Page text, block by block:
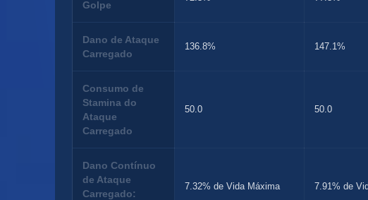
Golpe
Dano de Ataque
Carregado
136.8% 147.1%
Consumo de
Stamina do
Ataque
Carregado
50.0 50.0
Dano Contínuo
de Ataque
Carregado:
7.32% de Vida Máxima 7.91% de